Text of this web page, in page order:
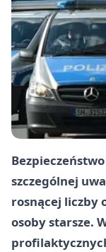
szczególnej
rosnącej liczby
osoby starsze.